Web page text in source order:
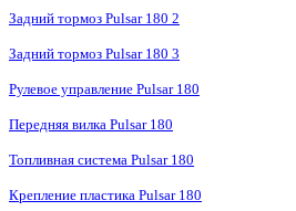
Задний тормоз Pulsar 180 2
Задний тормоз Pulsar 180 3
Рулевое управление Pulsar 180
Передняя вилка Pulsar 180
Топливная система Pulsar 180
Крепление пластика Pulsar 180